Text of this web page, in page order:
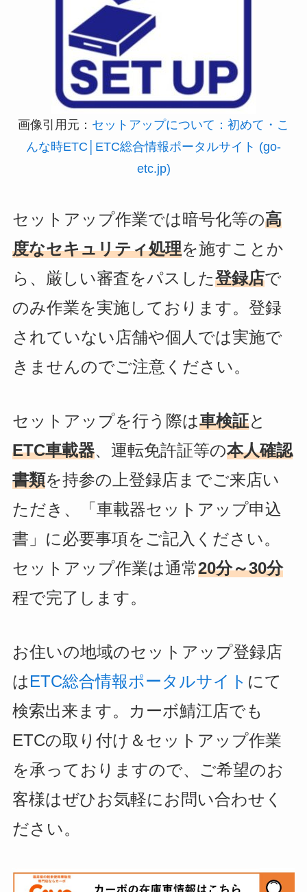
画像引用元： セットアップについて：初めて・こ
んな時ETC│ETC総合情報ポータルサイト (go-
etc.jp)
セットアップ作業では暗号化等の高
度なセキュリティ処理を施すことか
ら、厳しい審査をパスした登録店で
のみ作業を実施しております。登録
されていない店舗や個人では実施で
きませんのでご注意ください。
セットアップを行う際は車検証と
ETC車載器、運転免許証等の本人確認
書類を持参の上登録店までご来店い
ただき、「車載器セットアップ申込
書」に必要事項をご記入ください。
セットアップ作業は通常20分～30分
程で完了します。
お住いの地域のセットアップ登録店
はETC総合情報ポータルサイト にて
検索出来ます。
カーボ鯖江店でも
ETCの取り付け＆セットアップ作業
を承っておりますので、ご希望のお
客様はぜひお気軽にお問い合わせく
ださい。